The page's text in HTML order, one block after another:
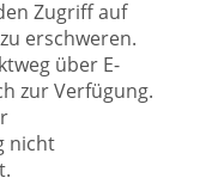
Zugriff auf
erschweren.
über E-
zur Verfügung.
nicht